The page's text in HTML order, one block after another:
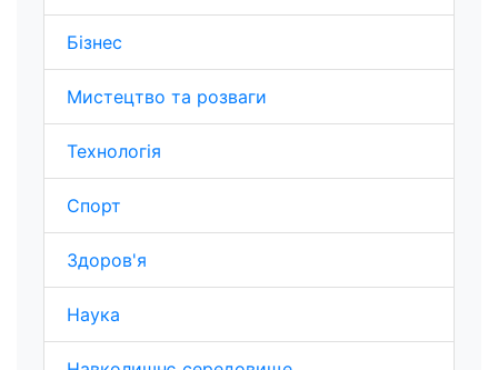
Бізнес
Мистецтво та розваги
Технологія
Спорт
Здоров'я
Наука